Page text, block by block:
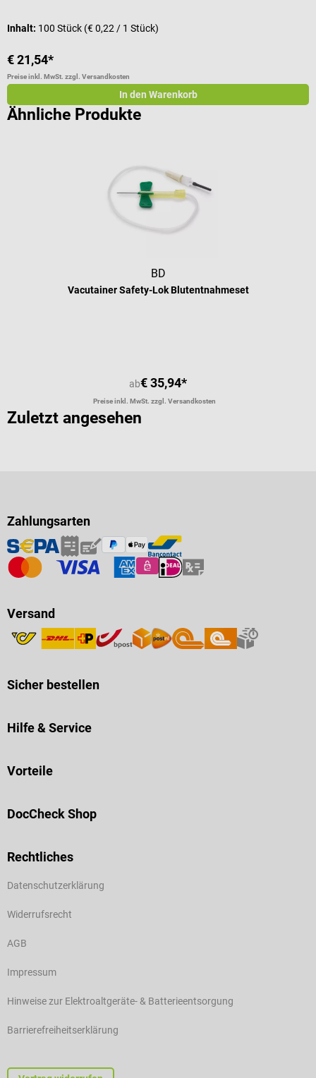
Inhalt: 100 Stück (€ 0,22 / 1 Stück)
€ 21,54*
Preise inkl. MwSt. zzgl. Versandkosten
In den Warenkorb
Ähnliche Produkte
BD
Vacutainer Safety-Lok Blutentnahmeset
ab€ 35,94*
Preise inkl. MwSt. zzgl. Versandkosten
Zuletzt angesehen
Zahlungsarten
Versand
Sicher bestellen
Hilfe & Service
Vorteile
DocCheck Shop
Rechtliches
Datenschutzerklärung
Widerrufsrecht
AGB
Impressum
Hinweise zur Elektroaltgeräte- & Batterieentsorgung
Barrierefreiheitserklärung